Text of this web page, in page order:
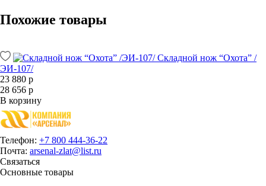
Похожие товары
Складной нож “Охота” /
ЭИ-107/
23 880 р
28 656 р
В корзину
Телефон: +7 800 444-36-22
Почта: arsenal-zlat@list.ru
Связаться
Основные товары